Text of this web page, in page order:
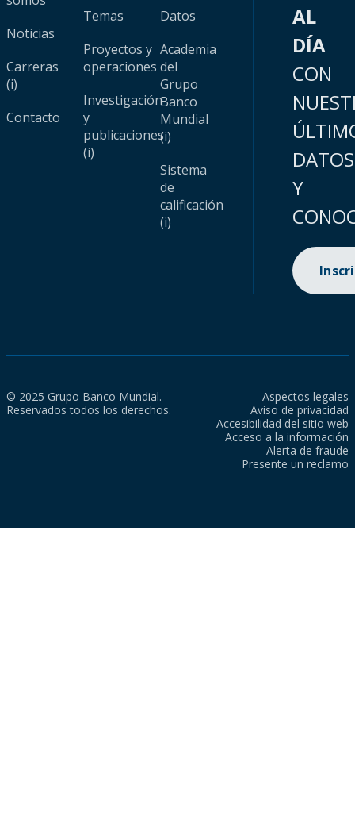
Noticias
Carreras
(i)
Contacto
Temas
Proyectos y
operaciones
Investigación
y
publicaciones
(i)
Datos
Academia
del
Grupo
Banco
Mundial
(i)
Sistema
de
calificación
(i)
AL
DÍA
CON
DATOS
Y
© 2025 Grupo Banco Mundial.
Reservados todos los derechos.
Aspectos legales
Aviso de privacidad
Accesibilidad del sitio web
Acceso a la información
Alerta de fraude
Presente un reclamo